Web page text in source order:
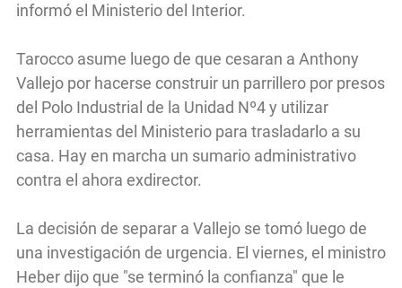
informó el Ministerio del Interior.
Tarocco asume luego de que cesaran a Anthony
Vallejo por hacerse construir un parrillero por presos
del Polo Industrial de la Unidad Nº4 y utilizar
herramientas del Ministerio para trasladarlo a su
casa. Hay en marcha un sumario administrativo
contra el ahora exdirector.
La decisión de separar a Vallejo se tomó luego de
una investigación de urgencia. El viernes, el ministro
Heber dijo que "se terminó la confianza" que le